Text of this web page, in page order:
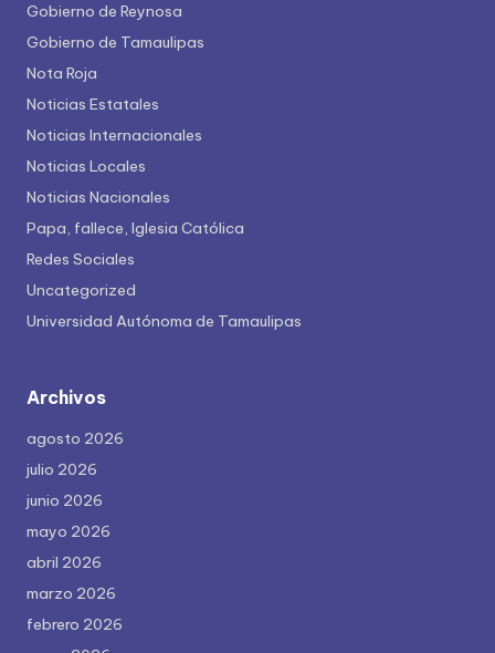
Gobierno de Reynosa
Gobierno de Tamaulipas
Nota Roja
Noticias Estatales
Noticias Internacionales
Noticias Locales
Noticias Nacionales
Papa, fallece, Iglesia Católica
Redes Sociales
Uncategorized
Universidad Autónoma de Tamaulipas
Archivos
agosto 2026
julio 2026
junio 2026
mayo 2026
abril 2026
marzo 2026
febrero 2026